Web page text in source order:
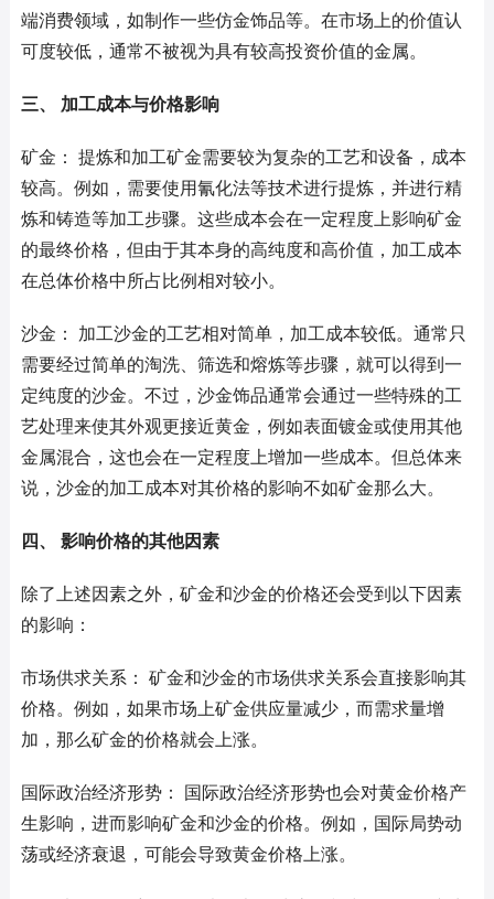
端消费领域，如制作一些仿金饰品等。在市场上的价值认
可度较低，通常不被视为具有较高投资价值的金属。
三、 加工成本与价格影响
矿金： 提炼和加工矿金需要较为复杂的工艺和设备，成本
较高。例如，需要使用氰化法等技术进行提炼，并进行精
炼和铸造等加工步骤。这些成本会在一定程度上影响矿金
的最终价格，但由于其本身的高纯度和高价值，加工成本
在总体价格中所占比例相对较小。
沙金： 加工沙金的工艺相对简单，加工成本较低。通常只
需要经过简单的淘洗、筛选和熔炼等步骤，就可以得到一
定纯度的沙金。不过，沙金饰品通常会通过一些特殊的工
艺处理来使其外观更接近黄金，例如表面镀金或使用其他
金属混合，这也会在一定程度上增加一些成本。但总体来
说，沙金的加工成本对其价格的影响不如矿金那么大。
四、 影响价格的其他因素
除了上述因素之外，矿金和沙金的价格还会受到以下因素
的影响：
市场供求关系： 矿金和沙金的市场供求关系会直接影响其
价格。例如，如果市场上矿金供应量减少，而需求量增
加，那么矿金的价格就会上涨。
国际政治经济形势： 国际政治经济形势也会对黄金价格产
生影响，进而影响矿金和沙金的价格。例如，国际局势动
荡或经济衰退，可能会导致黄金价格上涨。